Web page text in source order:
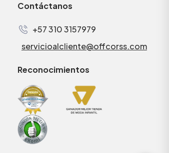
Contáctanos
+57 310 3157979
servicioalcliente@offcorss.com
Reconocimientos